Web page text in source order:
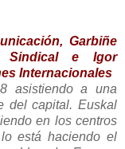
Garbiñe
Sindical e Igor
Internacionales
asistiendo a una
del capital. Euskal
en los centros
está haciendo el